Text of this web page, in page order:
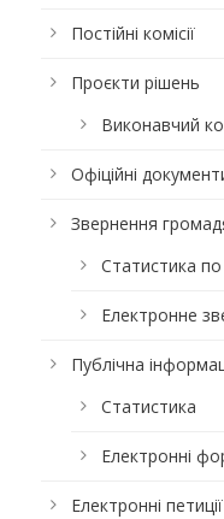
Постійні комісії
Проєкти рішень
Виконавчий
Офіційні
Звернення
Статистика
Електронне
Публічна
Статистика
Електронні
Електронні петиції